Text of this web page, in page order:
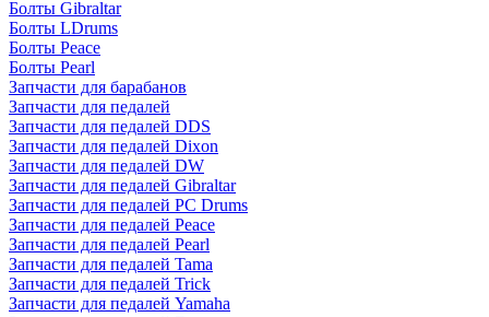
Болты Gibraltar
Болты LDrums
Болты Peace
Болты Pearl
Запчасти для барабанов
Запчасти для педалей
Запчасти для педалей DDS
Запчасти для педалей Dixon
Запчасти для педалей DW
Запчасти для педалей Gibraltar
Запчасти для педалей PC Drums
Запчасти для педалей Peace
Запчасти для педалей Pearl
Запчасти для педалей Tama
Запчасти для педалей Trick
Запчасти для педалей Yamaha